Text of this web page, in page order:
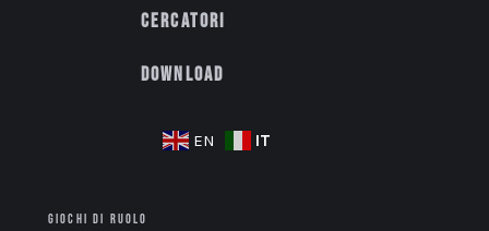
Cercatori
Download
EN IT
GIOCHI DI RUOLO